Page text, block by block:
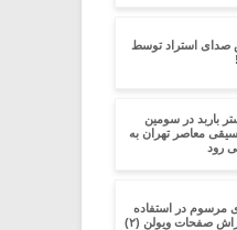
استراد توسط
باربد در سومین
معاصر تهران به
رود
مرسوم در استفاده
صفحات ویولن (۲)